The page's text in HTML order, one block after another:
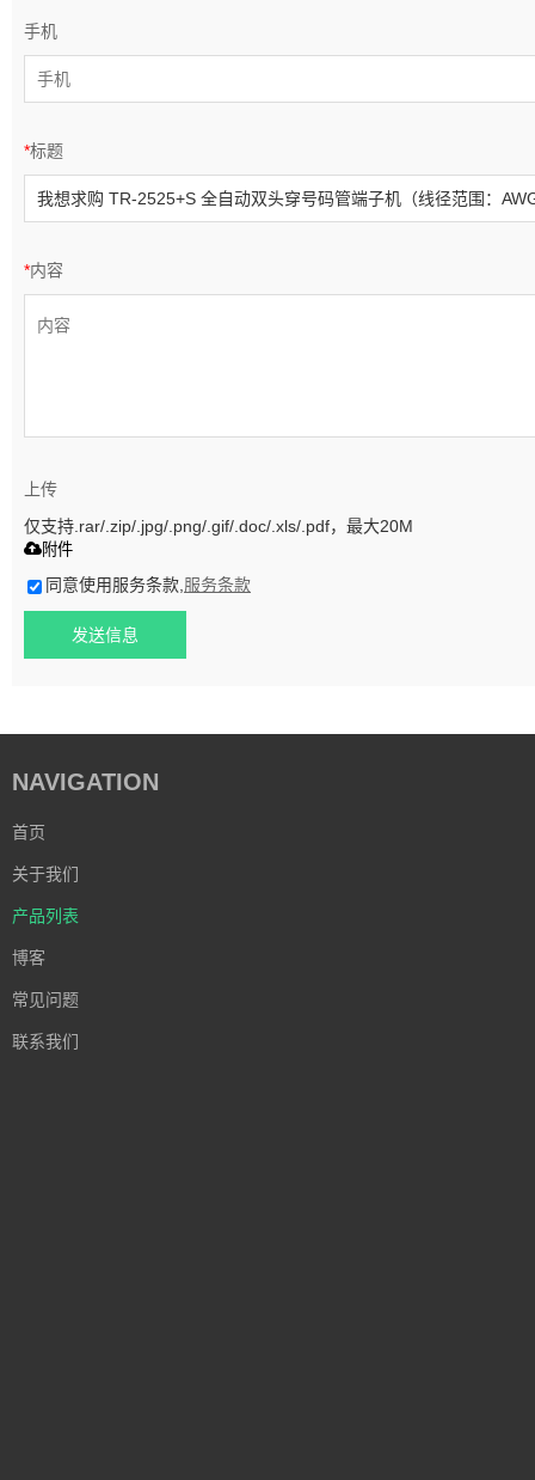
手机
*标题
*内容
上传
仅支持.rar/.zip/.jpg/.png/.gif/.doc/.xls/.pdf，最大20M
附件
同意使用服务条款, 服务条款
发送信息
NAVIGATION
首页
关于我们
产品列表
博客
常见问题
联系我们